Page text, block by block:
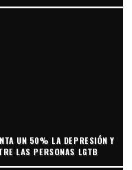
UN 50% LA DEPRESIÓN Y
LAS PERSONAS LGTB